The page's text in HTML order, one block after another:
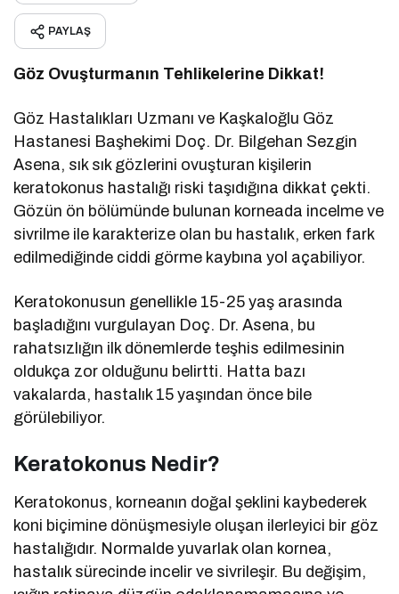
PAYLAŞ
Göz Ovuşturmanın Tehlikelerine Dikkat!
Göz Hastalıkları Uzmanı ve Kaşkaloğlu Göz
Hastanesi Başhekimi Doç. Dr. Bilgehan Sezgin
Asena, sık sık gözlerini ovuşturan kişilerin
keratokonus hastalığı riski taşıdığına dikkat çekti.
Gözün ön bölümünde bulunan korneada incelme ve
sivrilme ile karakterize olan bu hastalık, erken fark
edilmediğinde ciddi görme kaybına yol açabiliyor.
Keratokonusun genellikle 15-25 yaş arasında
başladığını vurgulayan Doç. Dr. Asena, bu
rahatsızlığın ilk dönemlerde teşhis edilmesinin
oldukça zor olduğunu belirtti. Hatta bazı
vakalarda, hastalık 15 yaşından önce bile
görülebiliyor.
Keratokonus Nedir?
Keratokonus, korneanın doğal şeklini kaybederek
koni biçimine dönüşmesiyle oluşan ilerleyici bir göz
hastalığıdır. Normalde yuvarlak olan kornea,
hastalık sürecinde incelir ve sivrileşir. Bu değişim,